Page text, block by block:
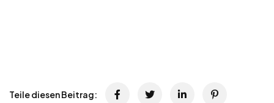
Teile diesen Beitrag: